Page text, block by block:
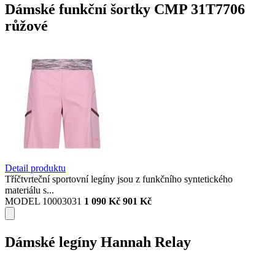
Dámské funkční šortky CMP 31T7706
růžové
Detail produktu
Tříčtvrteční sportovní legíny jsou z funkčního syntetického
materiálu s...
MODEL 10003031 1 090 Kč 901 Kč
Dámské legíny Hannah Relay